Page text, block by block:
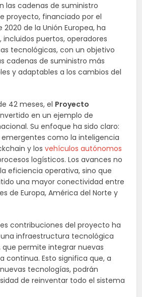
las cadenas de suministro
proyecto, financiado por el
de la Unión Europea, ha
incluidos puertos, operadores
tecnológicas, con un objetivo
cadenas de suministro más
y adaptables a los cambios del
42 meses, el Proyecto
en un ejemplo de
Su enfoque ha sido claro:
como la inteligencia
y losvehículos autónomos
logísticos. Los avances no
eficiencia operativa, sino que
una mayor conectividad entre
de Europa, América del Norte y
contribuciones del proyecto ha
infraestructura tecnológica
que permite integrar nuevas
continua. Esto significa que, a
tecnologías, podrán
de reinventar todo el sistema